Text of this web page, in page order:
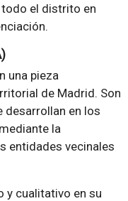
el distrito en
una pieza
de Madrid. Son
desarrollan en los
la
entidades vecinales
y cualitativo en su